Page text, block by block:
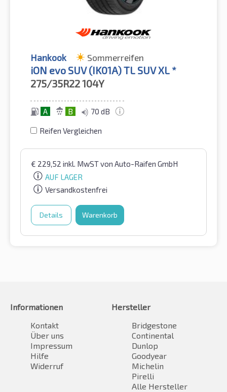
Hankook Sommerreifen
iON evo SUV (IK01A) TL SUV XL *
275/35R22104Y
A B 70 dB
Reifen Vergleichen
€ 229,52 inkl. MwSTvon Auto-Raifen GmbH
AUF LAGER
Versandkostenfrei
Details Warenkorb
Informationen
Kontakt
Über uns
Impressum
Hilfe
Widerruf
Hersteller
Bridgestone
Continental
Dunlop
Goodyear
Michelin
Pirelli
Alle Hersteller